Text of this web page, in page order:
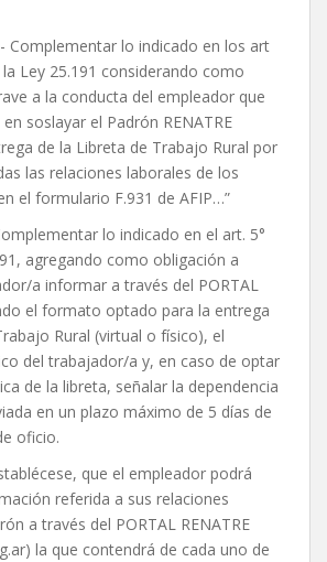
Complementar lo indicado en los art
Ley 25.191 considerando como
a la conducta del empleador que
soslayar el Padrón RENATRE
de la Libreta de Trabajo Rural por
las relaciones laborales de los
el formulario F.931 de AFIP…”
lo indicado en el art. 5°
agregando como obligación a
a informar a través del PORTAL
el formato optado para la entrega
Rural (virtual o físico), el
del trabajador/a y, en caso de optar
de la libreta, señalar la dependencia
en un plazo máximo de 5 días de
oficio.
que el empleador podrá
referida a sus relaciones
a través del PORTAL RENATRE
la que contendrá de cada uno de